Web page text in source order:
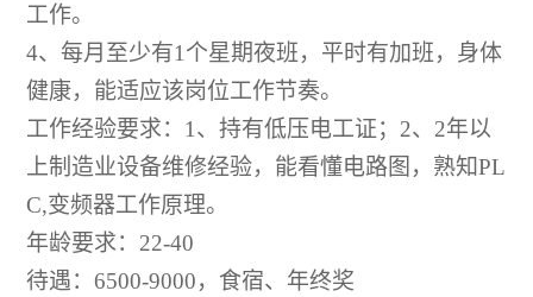
工作。
4、每月至少有1个星期夜班，平时有加班，身体
健康，能适应该岗位工作节奏。
工作经验要求： 1、持有低压电工证；2、2年以
上制造业设备维修经验，能看懂电路图，熟知PL
C,变频器工作原理。
年龄要求： 22-40
待遇：6500-9000，食宿、年终奖